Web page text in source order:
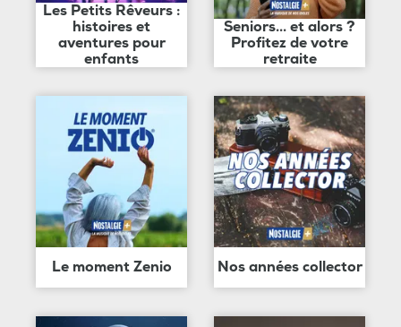
Les Petits Rêveurs :
histoires et
aventures pour
enfants
Seniors... et alors ?
Profitez de votre
retraite
Le moment Zenio Nos années collector